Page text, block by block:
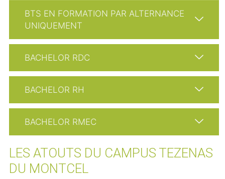
BTS EN FORMATION PAR ALTERNANCE
UNIQUEMENT
BACHELOR RDC
BACHELOR RH
BACHELOR RMEC
LES ATOUTS DU CAMPUS TEZENAS
DU MONTCEL